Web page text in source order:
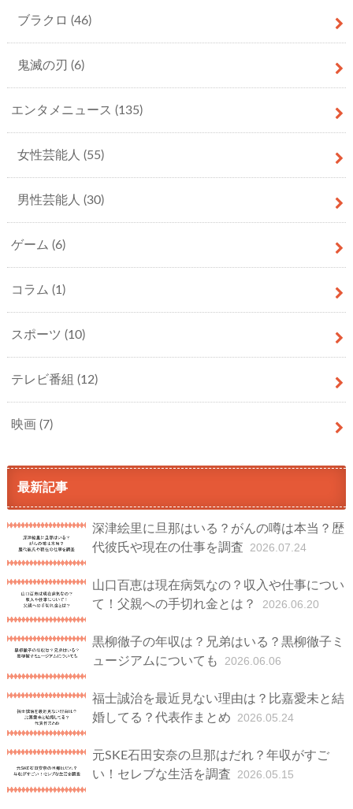
ブラクロ (46)
鬼滅の刃 (6)
エンタメニュース (135)
女性芸能人 (55)
男性芸能人 (30)
ゲーム (6)
コラム (1)
スポーツ (10)
テレビ番組 (12)
映画 (7)
最新記事
深津絵里に旦那はいる？がんの噂は本当？歴
代彼氏や現在の仕事を調査
2026.07.24
山口百恵は現在病気なの？収入や仕事につい
て！父親への手切れ金とは？
2026.06.20
黒柳徹子の年収は？兄弟はいる？黒柳徹子ミ
ュージアムについても
2026.06.06
福士誠治を最近見ない理由は？比嘉愛未と結
婚してる？代表作まとめ
2026.05.24
元SKE石田安奈の旦那はだれ？年収がすご
い！セレブな生活を調査
2026.05.15